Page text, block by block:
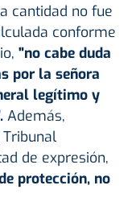
cantidad no fue
conforme
"no cabe duda
por la señora
legítimo y
Además,
de expresión,
protección, no